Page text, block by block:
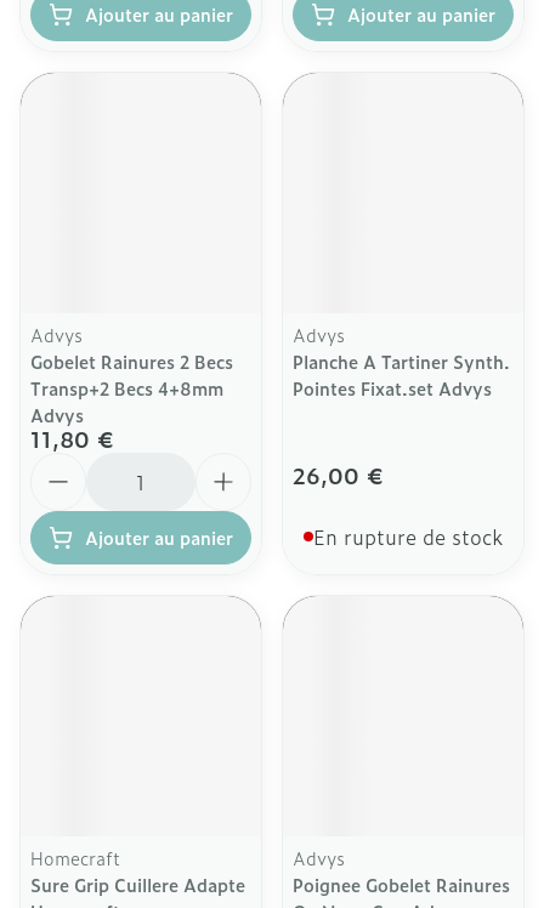
Ajouter au panier Ajouter au panier
Advys
Gobelet Rainures 2 Becs
Transp+2 Becs 4+8mm
Advys
11,80 €
Ajouter au panier
Advys
Planche A Tartiner Synth.
Pointes Fixat.set Advys
26,00 €
En rupture de stock
Homecraft
Sure Grip Cuillere Adapte
Advys
Poignee Gobelet Rainures